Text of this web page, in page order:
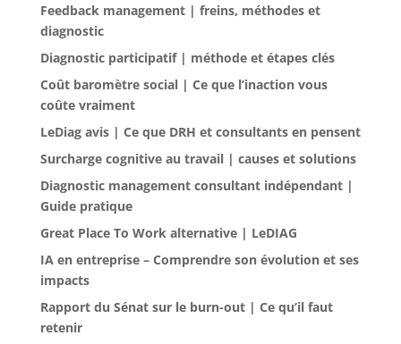
Feedback management | freins, méthodes et
diagnostic
Diagnostic participatif | méthode et étapes clés
Coût baromètre social | Ce que l’inaction vous
coûte vraiment
LeDiag avis | Ce que DRH et consultants en pensent
Surcharge cognitive au travail | causes et solutions
Diagnostic management consultant indépendant |
Guide pratique
Great Place To Work alternative | LeDIAG
IA en entreprise – Comprendre son évolution et ses
impacts
Rapport du Sénat sur le burn-out | Ce qu’il faut
retenir